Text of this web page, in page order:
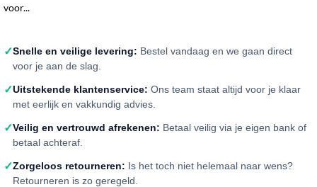
voor...
✓Snelle en veilige levering: Bestel vandaag en we gaan direct
voor je aan de slag.
✓Uitstekende klantenservice: Ons team staat altijd voor je klaar
met eerlijk en vakkundig advies.
✓Veilig en vertrouwd afrekenen: Betaal veilig via je eigen bank of
betaal achteraf.
✓Zorgeloos retourneren: Is het toch niet helemaal naar wens?
Retourneren is zo geregeld.